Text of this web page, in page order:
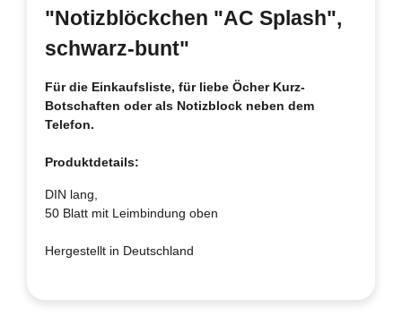
"Notizblöckchen "AC Splash",
schwarz-bunt"
Für die Einkaufsliste, für liebe Öcher Kurz-
Botschaften oder als Notizblock neben dem
Telefon.
Produktdetails:
DIN lang,
50 Blatt mit Leimbindung oben
Hergestellt in Deutschland